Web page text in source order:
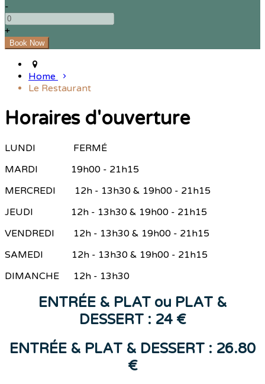
-
+
Home
Le Restaurant
Horaires d'ouverture
LUNDI FERMÉ
MARDI 19h00 - 21h15
MERCREDI 12h - 13h30 & 19h00 - 21h15
JEUDI 12h - 13h30 & 19h00 - 21h15
VENDREDI 12h - 13h30 & 19h00 - 21h15
SAMEDI 12h - 13h30 & 19h00 - 21h15
DIMANCHE 12h - 13h30
ENTRÉE & PLAT ou PLAT &
DESSERT : 24 €
ENTRÉE & PLAT & DESSERT : 26.80
€